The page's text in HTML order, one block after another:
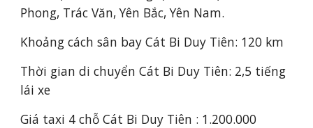
Phong, Trác Văn, Yên Bắc, Yên Nam.
Khoảng cách sân bay Cát Bi Duy Tiên: 120 km
Thời gian di chuyển Cát Bi Duy Tiên: 2,5 tiếng
lái xe
Giá taxi 4 chỗ Cát Bi Duy Tiên : 1.200.000